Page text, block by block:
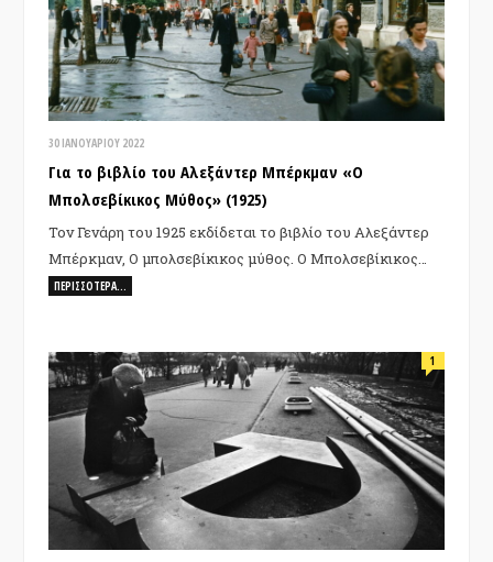
30 ΙΑΝΟΥΑΡΊΟΥ 2022
Για το βιβλίο του Αλεξάντερ Μπέρκμαν «Ο
Μπολσεβίκικος Μύθος» (1925)
Τον Γενάρη του 1925 εκδίδεται το βιβλίο του Αλεξάντερ
Μπέρκμαν, Ο μπολσεβίκικος μύθος. Ο Μπολσεβίκικος…
ΠΕΡΙΣΣΌΤΕΡΑ…
1